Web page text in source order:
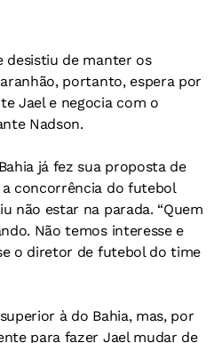
desistiu de manter os
portanto, espera por
Jael e negocia com o
Nadson.
já fez sua proposta de
concorrência do futebol
não estar na parada. “Quem
Não temos interesse e
o diretor de futebol do time
à do Bahia, mas, por
para fazer Jael mudar de